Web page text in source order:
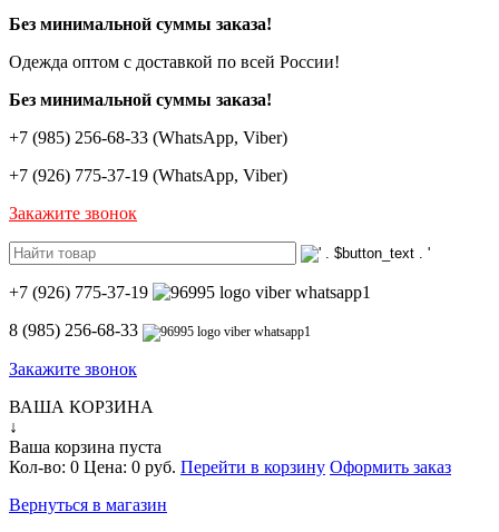
Без минимальной суммы заказа!
Одежда оптом c доставкой по всей России!
Без минимальной суммы заказа!
+7 (985) 256-68-33 (WhatsApp, Viber)
+7 (926) 775-37-19 (WhatsApp, Viber)
Закажите звонок
+7 (926) 775-37-19
8 (985) 256-68-33
Закажите звонок
ВАША КОРЗИНА
↓
Ваша корзина пуста
Кол-во: 0 Цена: 0 руб. Перейти в корзину Оформить заказ
Вернуться в магазин